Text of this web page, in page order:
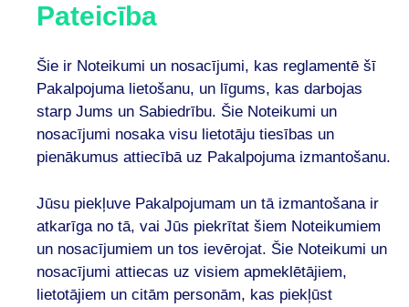
Pateicība
Šie ir Noteikumi un nosacījumi, kas reglamentē šī
Pakalpojuma lietošanu, un līgums, kas darbojas
starp Jums un Sabiedrību. Šie Noteikumi un
nosacījumi nosaka visu lietotāju tiesības un
pienākumus attiecībā uz Pakalpojuma izmantošanu.
Jūsu piekļuve Pakalpojumam un tā izmantošana ir
atkarīga no tā, vai Jūs piekrītat šiem Noteikumiem
un nosacījumiem un tos ievērojat. Šie Noteikumi un
nosacījumi attiecas uz visiem apmeklētājiem,
lietotājiem un citām personām, kas piekļūst